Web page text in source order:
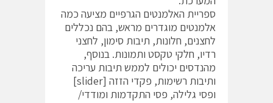
ספריית האלמנטים הגרפיים מציעה כמה
אלמנטים מוגדרים מראש, בהם נכללים
לחצנים, חלונות, תיבות סימון, לחצני
רדיו, חלקי טקסט ותמונות. בנוסף,
מהנדסים יכולים לממש תיבות עריכה
ותיבות רשימות, פקדי הזזה [slider]
ופסי גלילה, פסי התקדמות ומודדי/